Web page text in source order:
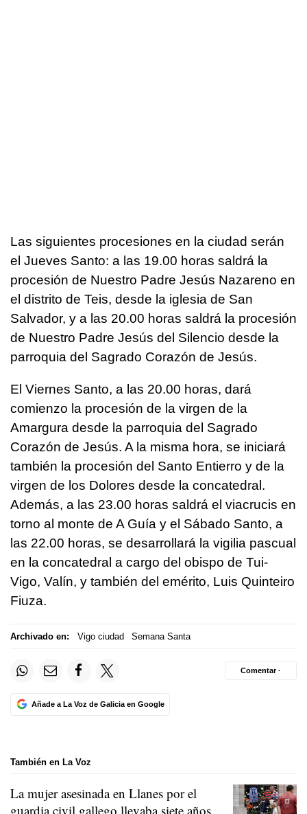
Las siguientes procesiones en la ciudad serán
el Jueves Santo: a las 19.00 horas saldrá la
procesión de Nuestro Padre Jesús Nazareno en
el distrito de Teis, desde la iglesia de San
Salvador, y a las 20.00 horas saldrá la procesión
de Nuestro Padre Jesús del Silencio desde la
parroquia del Sagrado Corazón de Jesús.
El Viernes Santo, a las 20.00 horas, dará
comienzo la procesión de la virgen de la
Amargura desde la parroquia del Sagrado
Corazón de Jesús. A la misma hora, se iniciará
también la procesión del Santo Entierro y de la
virgen de los Dolores desde la concatedral.
Además, a las 23.00 horas saldrá el viacrucis en
torno al monte de A Guía y el Sábado Santo, a
las 22.00 horas, se desarrollará la vigilia pascual
en la concatedral a cargo del obispo de Tui-
Vigo, Valín, y también del emérito, Luis Quinteiro
Fiuza.
Archivado en: Vigo ciudad Semana Santa
Añade a La Voz de Galicia en Google
Comentar ·
También en La Voz
La mujer asesinada en Llanes por el
guardia civil gallego llevaba siete años